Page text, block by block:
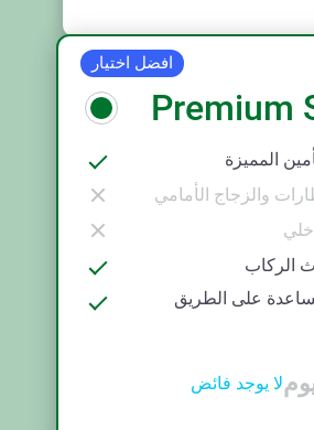
افضل اختيار
Premium
المميزة
والزجاج الأمامي
الركاب
على الطريق
لا يوجد فائض